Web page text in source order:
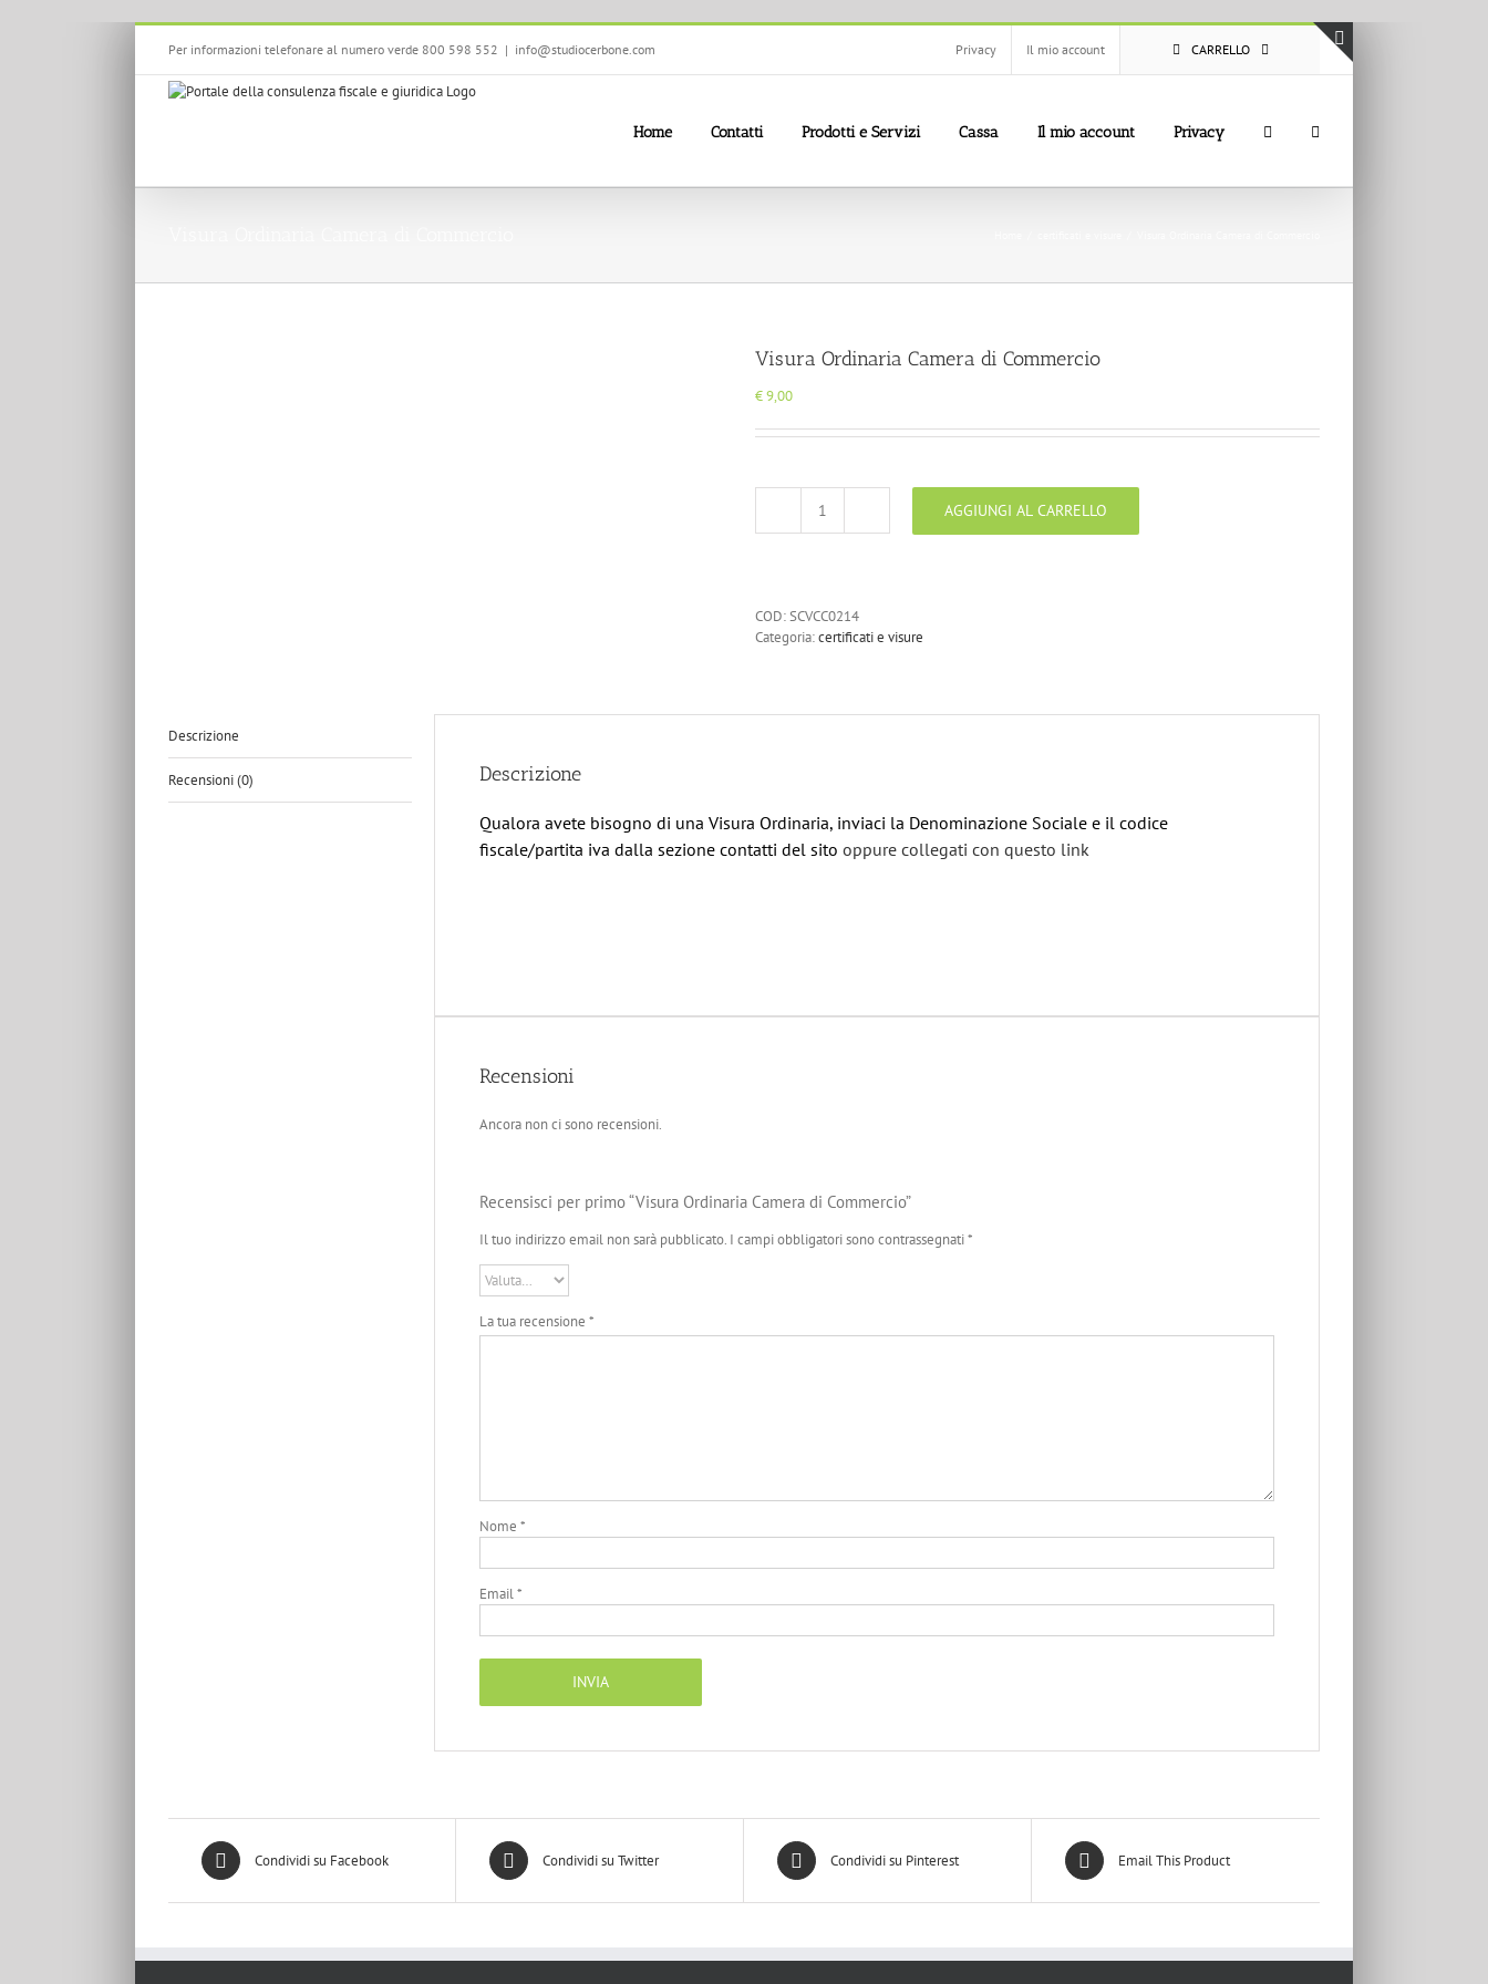
Per informazioni telefonare al numero verde 800 598 552 | info@studiocerbone.com Privacy Il mio account CARRELLO
Home Contatti Prodotti e Servizi Cassa Il mio account Privacy
Visura Ordinaria Camera di Commercio
€9,00
Visura
quantità
AGGIUNGI AL CARRELLO
COD:SCVCC0214
Categoria:certificati e visure
Descrizione
Recensioni (0) Descrizione
Qualora avete bisogno di una Visura Ordinaria, inviaci la Denominazione Sociale e il codice
fiscale/partita iva dalla sezione contatti del sito oppure collegati con questo link
Recensioni
Ancora non ci sono recensioni.
Recensisci per primo “Visura Ordinaria Camera di Commercio”
Il tuo indirizzo email non sarà pubblicato. I campi obbligatori sono contrassegnati*
La tua recensione *
Nome *
Email*
Condividi su Facebook Condividi su Twitter Condividi su Pinterest Email This Product
Toggle